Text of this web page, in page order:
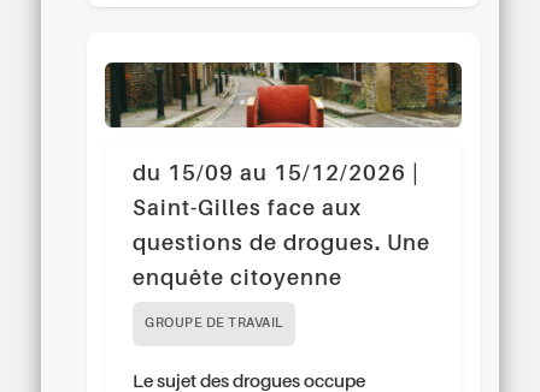
du 15/09 au 15/12/2026 |
Saint-Gilles face aux
questions de drogues. Une
enquête citoyenne
GROUPE DE TRAVAIL
Le sujet des drogues occupe